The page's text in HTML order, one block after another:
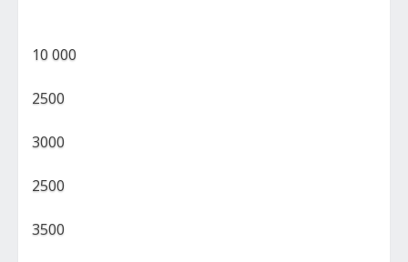
10 000
2500
3000
2500
3500